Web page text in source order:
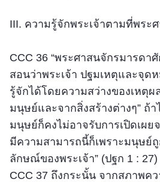
III. ความรู้จักพระเจ้าตามที่พระ
CCC 36 “พระศาสนจักรมารดา
สอนว่าพระเจ้า ปฐมเหตุและจุด
รู้จักได้โดยความสว่างของเหตุ
มนุษย์และจากสิ่งสร้างต่างๆ” ถ้
มนุษย์ก็คงไม่อาจรับการเปิดเผย
มีความสามารถนี้ก็เพราะมนุษย์
ลักษณ์ของพระเจ้า” (ปฐก 1 : 27)
CCC 37 ถึงกระนั้น จากสภาพค